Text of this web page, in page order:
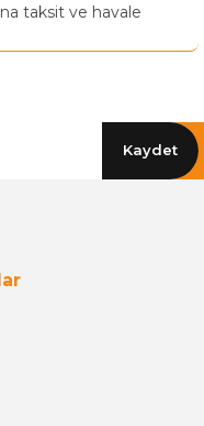
taksit ve havale
Kaydet